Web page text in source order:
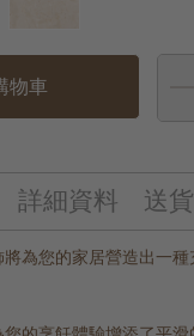
物車
詳細資料 送貨
為您的家居營造出一